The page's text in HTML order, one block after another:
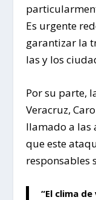
Es urgente
garantizar la
las y los
Por su parte,
Veracruz,
llamado a las
que este
responsables
“El clima